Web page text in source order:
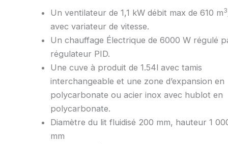
Un ventilateur de 1,1 kW débit max de 610 m3
avec variateur de vitesse.
Un chauffage Électrique de 6000 W régulé
régulateur PID.
Une cuve à produit de 1.54l avec tamis
interchangeable et une zone d’expansion en
polycarbonate ou acier inox avec hublot en
polycarbonate.
Diamètre du lit fluidisé 200 mm, hauteur 1
mm